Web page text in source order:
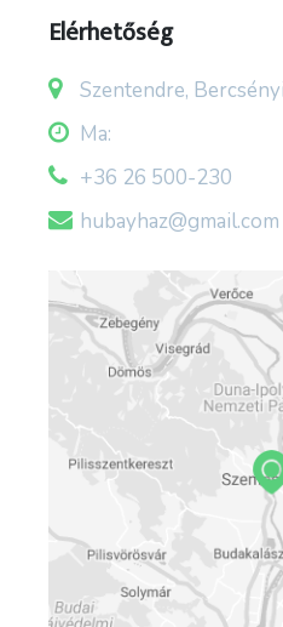
Elérhetőség
Szentendre,
Ma:
+36 26 500-230
hubayhaz@gmail.com